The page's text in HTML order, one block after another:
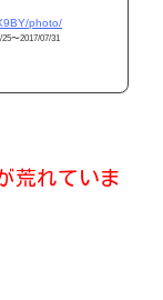
photo/
〜2017/07/31
荒れていま